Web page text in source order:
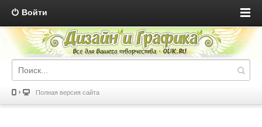
Войти
Полная версия сайта